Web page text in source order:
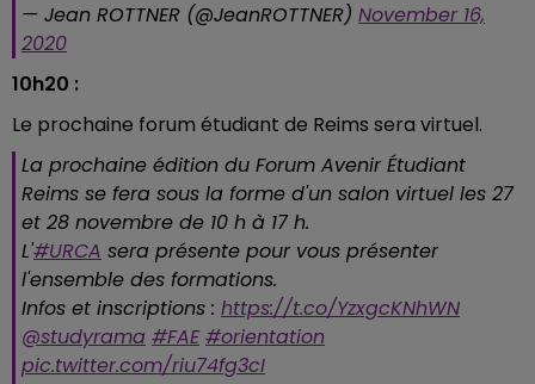
— Jean ROTTNER (@JeanROTTNER) November 16,
2020
10h20 :
Le prochaine forum étudiant de Reims sera virtuel.
La prochaine édition du Forum Avenir Étudiant
Reims se fera sous la forme d'un salon virtuel les 27
et 28 novembre de 10 h à 17 h.
L'#URCA sera présente pour vous présenter
l'ensemble des formations.
Infos et inscriptions : https://t.co/YzxgcKNhWN
@studyrama #FAE #orientation
pic.twitter.com/riu74fg3cI